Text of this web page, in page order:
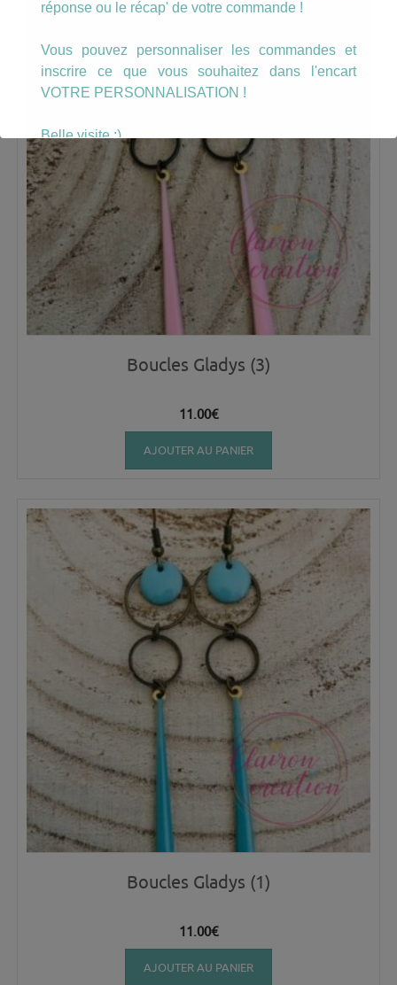
Boucles Gladys (3)
11.00€
AJOUTER AU PANIER
Boucles Gladys (1)
11.00€
AJOUTER AU PANIER
réponse ou le récap' de votre commande !
Vous pouvez personnaliser les commandes et
inscrire ce que vous souhaitez dans l'encart
VOTRE PERSONNALISATION !
Belle visite :)